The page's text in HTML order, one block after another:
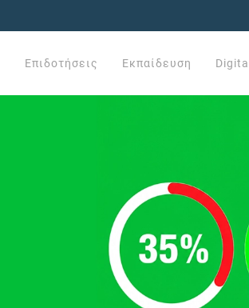
Επιδοτήσεις Εκπαίδευση